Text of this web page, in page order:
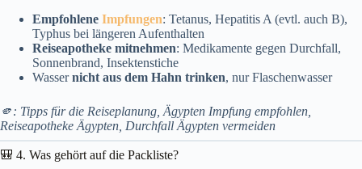
Empfohlene Impfungen: Tetanus, Hepatitis A (evtl. auch B),
Typhus bei längeren Aufenthalten
Reiseapotheke mitnehmen: Medikamente gegen Durchfall,
Sonnenbrand, Insektenstiche
Wassernicht aus dem Hahn trinken, nur Flaschenwasser
🫵: Tipps für die Reiseplanung, Ägypten Impfung empfohlen,
Reiseapotheke Ägypten, Durchfall Ägypten vermeiden
🎒 4. Was gehört auf die Packliste?